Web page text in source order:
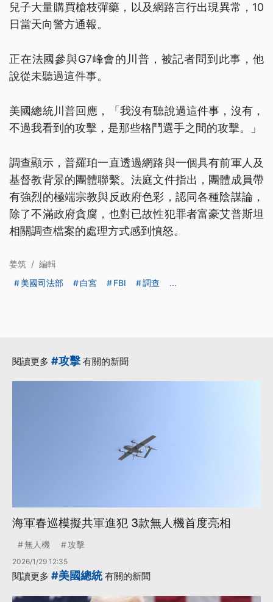
兒子大量購買槍枝彈藥，以及網路言行出現異常，10
日當天向警方通報。
正在法國參與G7峰會的川普，被記者問到此事，他
說從未聽過這件事。
美國總統川普回應，「我沒有聽說過這件事，沒有，
不過我看到的攻擊，是那些格鬥選手之間的攻擊。」
調查顯示，普羅珀一直透過網路與一個具有前軍人及
基督教背景的團體聯繫。法庭文件指出，團體成員帶
有強烈的極端宗教與反政府色彩，認同各種陰謀論，
除了不滿政府貪腐，也對已故性犯罪者富豪艾普斯坦
相關調查檔案的處理方式感到憤怒。
姜筑 / 編輯
美國司法部
白宮 FBI 調查 ...
閱讀更多 #攻擊 有關的新聞
海軍春巡模擬共軍進犯 3款無人機首度亮相
無人機 攻擊
2026/1/29 12:35
閱讀更多 #美國總統有關的新聞